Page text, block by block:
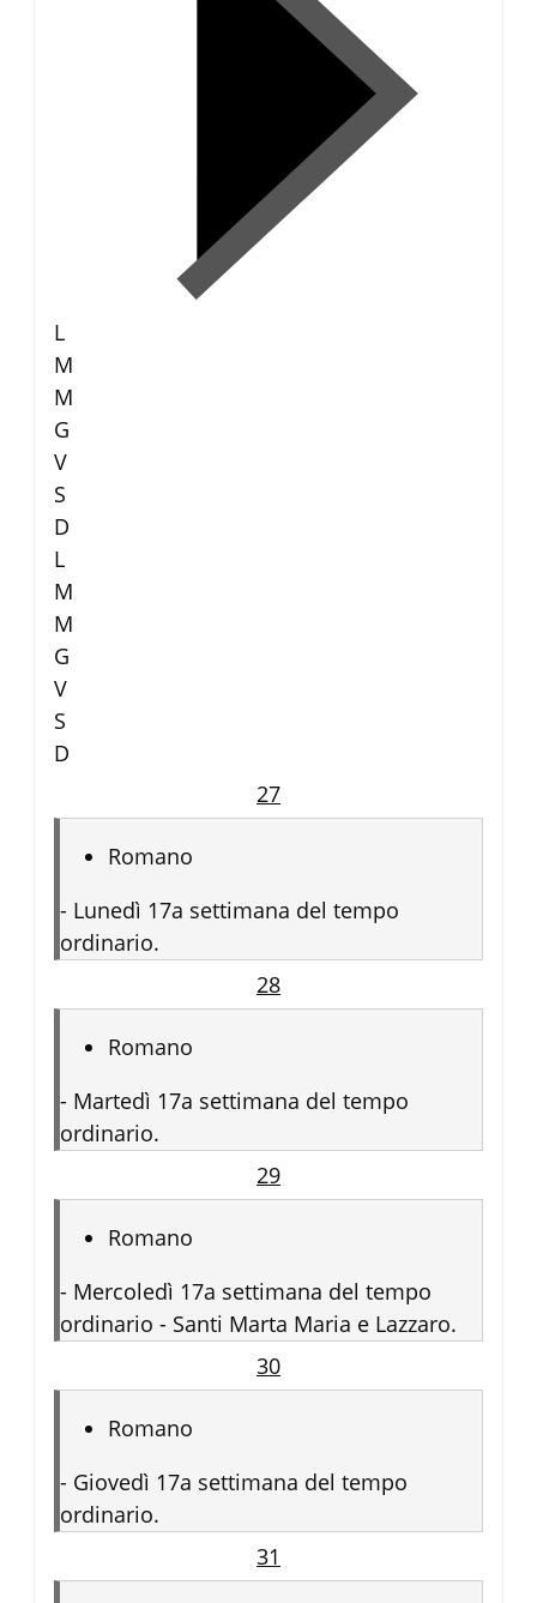
L
M
M
G
V
S
D
L
M
M
G
V
S
D
27
Romano
- Lunedì 17a settimana del tempo
ordinario.
28
Romano
- Martedì 17a settimana del tempo
ordinario.
29
Romano
- Mercoledì 17a settimana del tempo
ordinario - Santi Marta Maria e Lazzaro.
30
Romano
- Giovedì 17a settimana del tempo
ordinario.
31